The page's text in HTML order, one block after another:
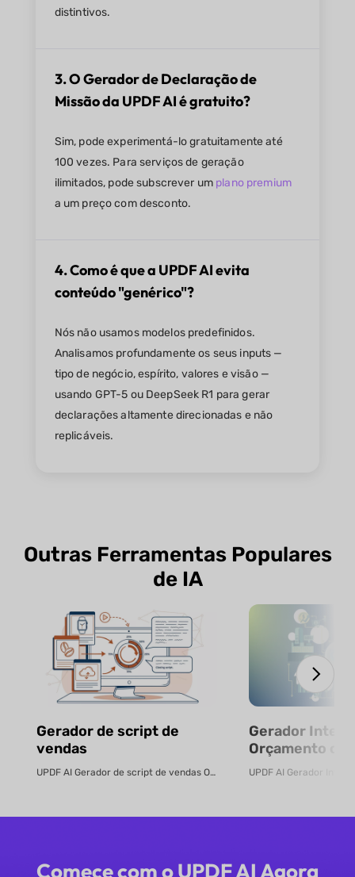
distintivos.
3. O Gerador de Declaração de
Missão da UPDF AI é gratuito?
Sim, pode experimentá-lo gratuitamente até
100 vezes. Para serviços de geração
ilimitados, pode subscrever um plano premium
a um preço com desconto.
4. Como é que a UPDF AI evita
conteúdo "genérico"?
Nós não usamos modelos predefinidos.
Analisamos profundamente os seus inputs —
tipo de negócio, espírito, valores e visão —
usando GPT-5 ou DeepSeek R1 para gerar
declarações altamente direcionadas e não
replicáveis.
Outras Ferramentas Populares
de IA
Gerador de script de
vendas
UPDF AI Gerador de script de vendas O UPDF AI transforma PDFs de produtos ...
Gerador
Orçamento
Gratuito
Comece com o UPDF AI Agora